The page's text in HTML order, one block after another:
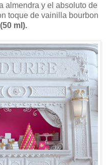
almendra y el absoluto de
toque de vainilla bourbon
ml).